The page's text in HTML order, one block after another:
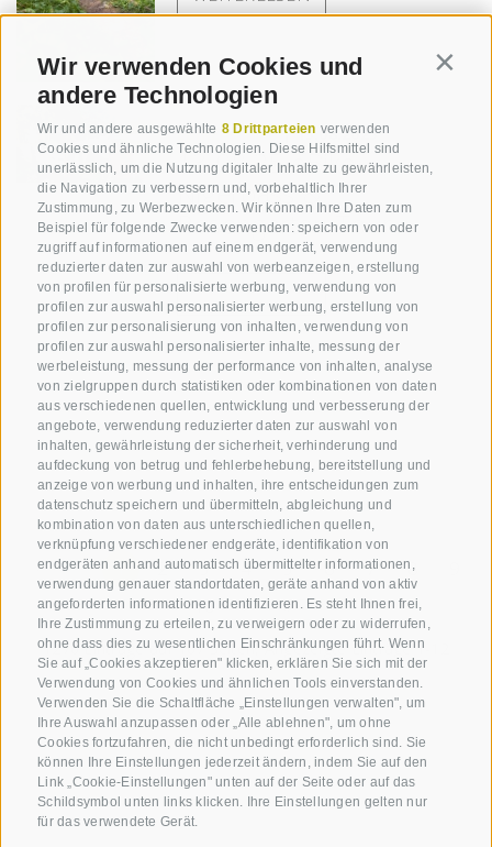
Wir verwenden Cookies und
andere Technologien
Wir und andere ausgewählte 8 Drittparteien verwenden
Cookies und ähnliche Technologien. Diese Hilfsmittel sind
unerlässlich, um die Nutzung digitaler Inhalte zu gewährleisten,
die Navigation zu verbessern und, vorbehaltlich Ihrer
Zustimmung, zu Werbezwecken. Wir können Ihre Daten zum
Beispiel für folgende Zwecke verwenden: speichern von oder
zugriff auf informationen auf einem endgerät, verwendung
reduzierter daten zur auswahl von werbeanzeigen, erstellung
von profilen für personalisierte werbung, verwendung von
profilen zur auswahl personalisierter werbung, erstellung von
profilen zur personalisierung von inhalten, verwendung von
profilen zur auswahl personalisierter inhalte, messung der
werbeleistung, messung der performance von inhalten, analyse
von zielgruppen durch statistiken oder kombinationen von daten
aus verschiedenen quellen, entwicklung und verbesserung der
angebote, verwendung reduzierter daten zur auswahl von
inhalten, gewährleistung der sicherheit, verhinderung und
aufdeckung von betrug und fehlerbehebung, bereitstellung und
anzeige von werbung und inhalten, ihre entscheidungen zum
datenschutz speichern und übermitteln, abgleichung und
kombination von daten aus unterschiedlichen quellen,
verknüpfung verschiedener endgeräte, identifikation von
endgeräten anhand automatisch übermittelter informationen,
verwendung genauer standortdaten, geräte anhand von aktiv
angeforderten informationen identifizieren. Es steht Ihnen frei,
Ihre Zustimmung zu erteilen, zu verweigern oder zu widerrufen,
ohne dass dies zu wesentlichen Einschränkungen führt. Wenn
Sie auf „Cookies akzeptieren" klicken, erklären Sie sich mit der
Verwendung von Cookies und ähnlichen Tools einverstanden.
Verwenden Sie die Schaltfläche „Einstellungen verwalten", um
Ihre Auswahl anzupassen oder „Alle ablehnen", um ohne
Cookies fortzufahren, die nicht unbedingt erforderlich sind. Sie
können Ihre Einstellungen jederzeit ändern, indem Sie auf den
Link „Cookie-Einstellungen" unten auf der Seite oder auf das
Schildsymbol unten links klicken. Ihre Einstellungen gelten nur
für das verwendete Gerät.
EBIKE & MTB|13.08.2025
13.08.25 eBike
Nigerpass &
Rosengarten Tour
WEITERLESEN
« ‹ 1 2 3 4 5 6 7 8
10
› »
1276 Einträge auf 107 Seiten, Angezeigte Einträge 1-12